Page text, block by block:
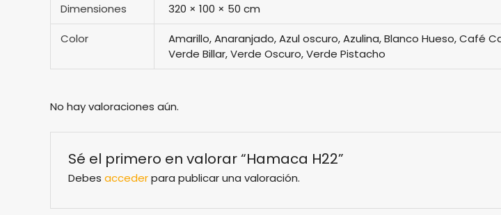
Dimensiones 320 × 100 × 50 cm
Color
Amarillo, Anaranjado, Azul oscuro, Azulina, Blanco Hueso, Café
Verde Billar, Verde Oscuro, Verde Pistacho
No hay valoraciones aún.
Sé el primero en valorar “Hamaca H22”
Debesaccederpara publicar una valoración.